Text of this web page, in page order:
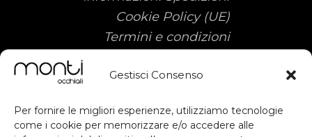
Gestisci Consenso
Per fornire le migliori esperienze, utilizziamo tecnologie
come i cookie per memorizzare e/o accedere alle
Cookie Policy (UE)
Termini e condizioni